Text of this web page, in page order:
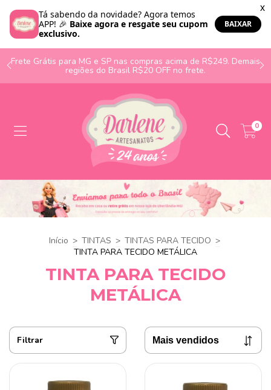
Frete Grátis para MG e SP nas compras acima de R$249. Demais
regiões do Brasil R$20 OFF no frete.
0
Início > TINTAS > TINTAS PARA TECIDO >
TINTA PARA TECIDO METÁLICA
TINTA PARA TECIDO
METÁLICA
Filtrar